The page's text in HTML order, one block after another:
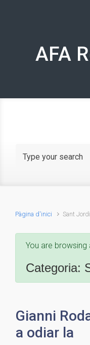
AFA
Pàgina d'inici Sant Jordi
You are
Categoria:
Gianni
a odiar la